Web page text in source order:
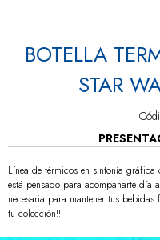
BOTELLA
STAR
Línea de térmicos en sintonía
está pensado para acompañarte día
necesaria para mantener tus bebidas
tu colección!!